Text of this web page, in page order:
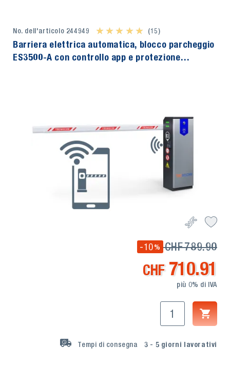
No. dell'articolo 244949 ★ ★ ★ ★ ★
★ ★ ★ ★ ★ (15)
Barriera elettrica automatica, blocco parcheggio
ES3500-A con controllo app e protezione
-10% 789.90
CHF
710.91
CHF
più 0% di IVA
Tempi di consegna 3 - 5 giorni lavorativi